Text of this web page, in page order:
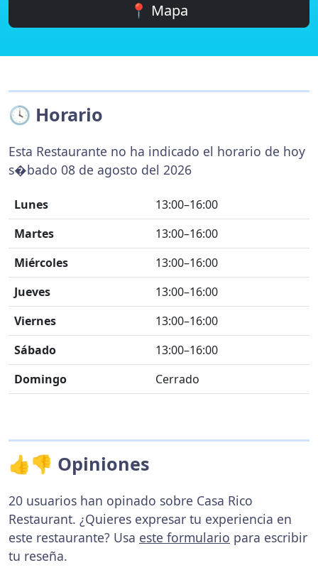
📍 Mapa
🕓 Horario
Esta Restaurante no ha indicado el horario de hoy
s�bado 08 de agosto del 2026
Lunes
13:00–16:00
Martes
13:00–16:00
Miércoles
13:00–16:00
Jueves
13:00–16:00
Viernes
13:00–16:00
Sábado
13:00–16:00
Domingo
Cerrado
👍👎 Opiniones
20 usuarios han opinado sobre Casa Rico
Restaurant. ¿Quieres expresar tu experiencia en
este restaurante? Usa este formulario para escribir
tu reseña.